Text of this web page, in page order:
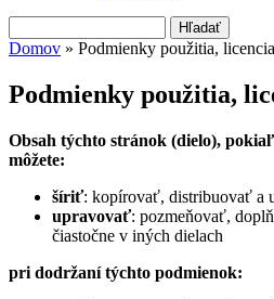
Vyhľadávanie
Domov » Podmienky použitia, licencia
Podmienky použitia,
Obsah týchto stránok (dielo),
môžete:
šíriť: kopírovať, distribuovať a
upravovať: pozmeňovať,
čiastočne v iných dielach
pri dodržaní týchto podmienok: